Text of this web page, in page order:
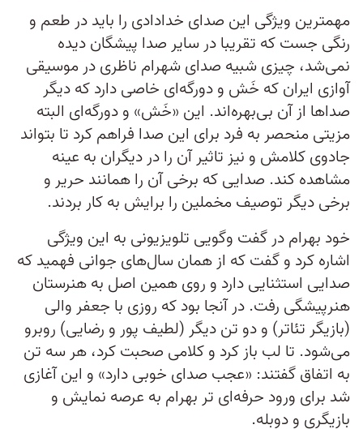
مهمترین ویژگی این صدای خدادادی را باید در طعم و
رنگی جست که تقریبا در سایر صدا پیشگان دیده
نمی‌شد، چیزی شبیه صدای شهرام ناظری در موسیقی
آوازی ایران که خَش و دورگه‌ای خاصی دارد که دیگر
صداها از آن بی‌بهره‌اند. این «خَش» و دورگه‌ای البته
مزیتی منحصر به فرد برای این صدا فراهم کرد تا بتواند
جادوی کلامش و نیز تاثیر آن را در دیگران به عینه
مشاهده کند. صدایی که برخی آن را همانند حریر و
برخی دیگر توصیف مخملین را برایش به کار بردند.
خود بهرام در گفت وگویی تلویزیونی به این ویژگی
اشاره کرد و گفت که از همان سال‌های جوانی فهمید که
صدایی استثنایی دارد و روی همین اصل به هنرستان
هنرپیشگی رفت. در آنجا بود که روزی با جعفر والی
(بازیگر تئاتر) و دو تن دیگر (لطیف پور و رضایی) روبرو
می‌شود. تا لب باز کرد و کلامی صحبت کرد، هر سه تن
به اتفاق گفتند: «عجب صدای خوبی دارد» و این آغازی
شد برای ورود حرفه‌ای تر بهرام به عرصه نمایش و
بازیگری و دوبله.